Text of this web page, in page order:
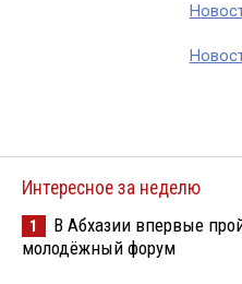
Интересное за неделю
1
В Абхазии впервые
молодёжный форум